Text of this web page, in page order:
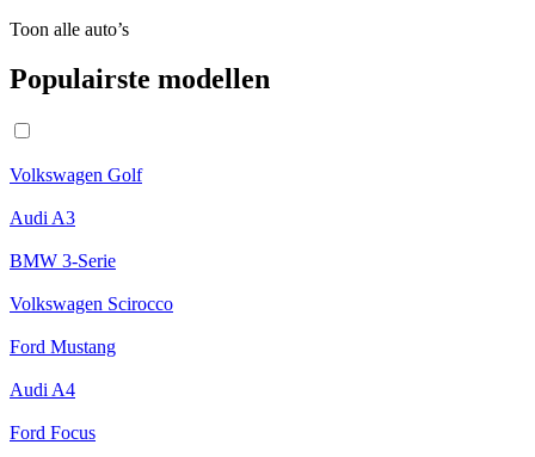
Toon alle auto’s
Populairste modellen
Volkswagen Golf
Audi A3
BMW 3-Serie
Volkswagen Scirocco
Ford Mustang
Audi A4
Ford Focus